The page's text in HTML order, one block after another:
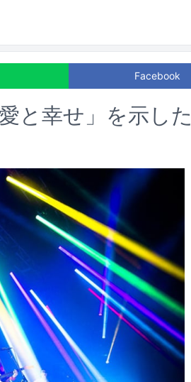
Facebook
と幸せ」を示し